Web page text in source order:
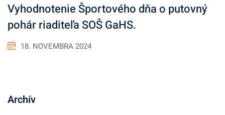
Vyhodnotenie Športového dňa o putovný
pohár riaditeľa SOŠ GaHS.
18. NOVEMBRA 2024
Archív